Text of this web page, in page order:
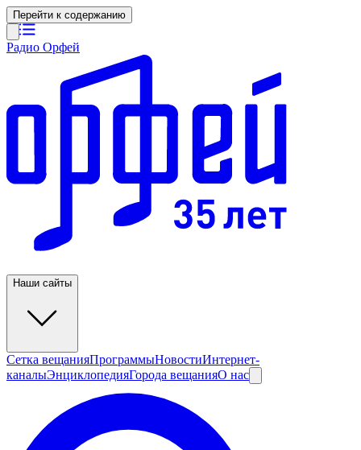
Перейти к содержанию
Радио Орфей
Наши сайты
Сетка вещанияПрограммыНовостиИнтернет-
каналыЭнциклопедияГорода вещанияО нас